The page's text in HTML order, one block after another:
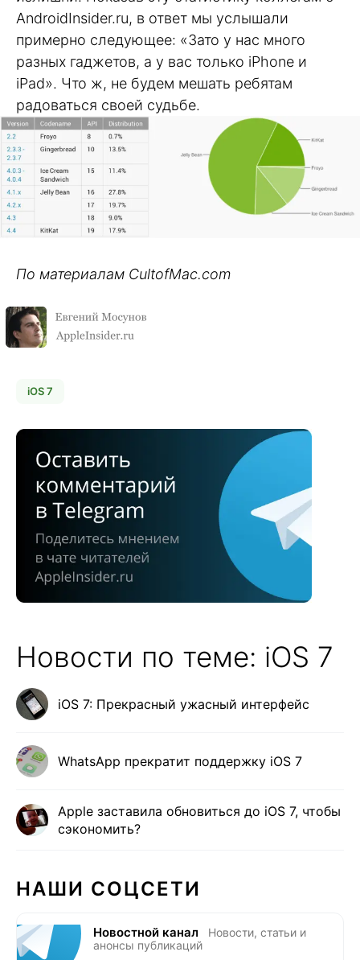
AndroidInsider.ru, в ответ мы услышали
примерно следующее: «Зато у нас много
разных гаджетов, а у вас только iPhone и
iPad». Что ж, не будем мешать ребятам
радоваться своей судьбе.
По материалам CultofMac.com
iOS 7
Новости по теме: iOS 7
iOS 7: Прекрасный ужасный интерфейс
WhatsApp прекратит поддержку iOS 7
Apple заставила обновиться до iOS 7, чтобы
сэкономить?
НАШИ СОЦСЕТИ
Новостной канал
Новости, статьи и
анонсы публикаций